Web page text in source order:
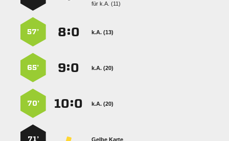
fürk.A. (11)
k.A. (13)
:
57’
k.A. (20)
:
65’
k.A. (20)
:
70’
Gelbe Karte
71’